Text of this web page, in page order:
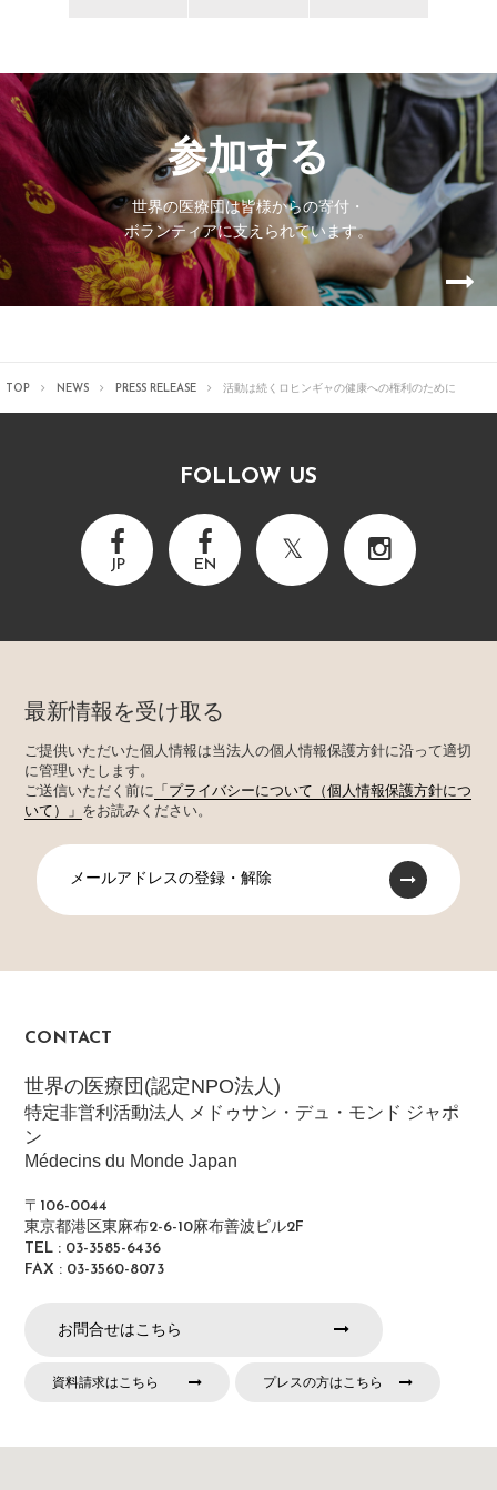
参加する
世界の医療団は皆様からの寄付・
ボランティアに支えられています。
TOP NEWS PRESS RELEASE 活動は続く ロヒンギャの健康への権利のために
FOLLOW US
JP EN
最新情報を受け取る
ご提供いただいた個人情報は当法人の個人情報保護方針に沿って適切
に管理いたします。
ご送信いただく前に
「プライバシーについて（個人情報保護方針につ
いて）」 をお読みください。
メールアドレスの登録・解除
CONTACT
世界の医療団(認定NPO法人)
特定非営利活動法人 メドゥサン・デュ・モンド ジャポ
ン
Médecins du Monde Japan
〒106-0044
東京都港区東麻布2-6-10麻布善波ビル2F
TEL : 03-3585-6436
FAX : 03-3560-8073
お問合せはこちら
資料請求はこちら プレスの方はこちら